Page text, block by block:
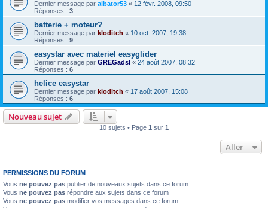
Dernier message par albator53 « 12 févr. 2008, 09:50
Réponses : 3
batterie + moteur?
Dernier message par kloditch « 10 oct. 2007, 19:38
Réponses : 9
easystar avec materiel easyglider
Dernier message par GREGadsl « 24 août 2007, 08:32
Réponses : 6
helice easystar
Dernier message par kloditch « 17 août 2007, 15:08
Réponses : 6
Nouveau sujet
10 sujets • Page 1 sur 1
Aller
PERMISSIONS DU FORUM
Vous ne pouvez pas publier de nouveaux sujets dans ce forum
Vous ne pouvez pas répondre aux sujets dans ce forum
Vous ne pouvez pas modifier vos messages dans ce forum